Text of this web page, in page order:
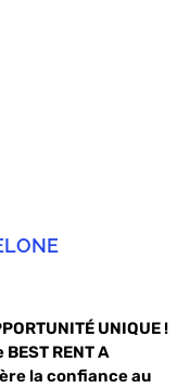
UNIQUE !
RENT A
la confiance au